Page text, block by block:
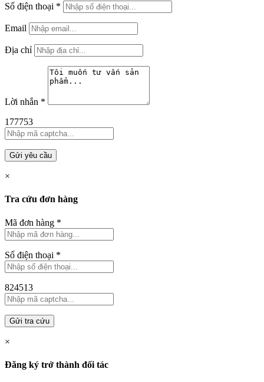
Số điện thoại *
Email
Địa chỉ
Lời nhắn *
177753
Gửi yêu cầu
×
Tra cứu đơn hàng
Mã đơn hàng *
Số điện thoại *
824513
Gửi tra cứu
×
Đăng ký trở thành đối tác